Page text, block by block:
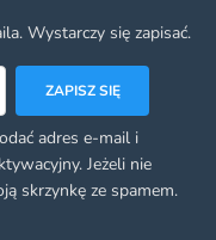
Wystarczy się zapisać.
ZAPISZ SIĘ
adres e-mail i
Jeżeli nie
skrzynkę ze spamem.